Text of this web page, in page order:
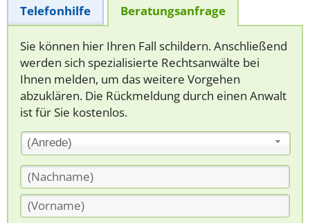
Telefonhilfe Beratungsanfrage
Sie können hier Ihren Fall schildern. Anschließend
werden sich spezialisierte Rechtsanwälte bei
Ihnen melden, um das weitere Vorgehen
abzuklären. Die Rückmeldung durch einen Anwalt
ist für Sie kostenlos.
(Anrede)